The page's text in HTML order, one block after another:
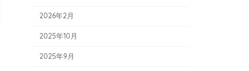
2026年2月
2025年10月
2025年9月